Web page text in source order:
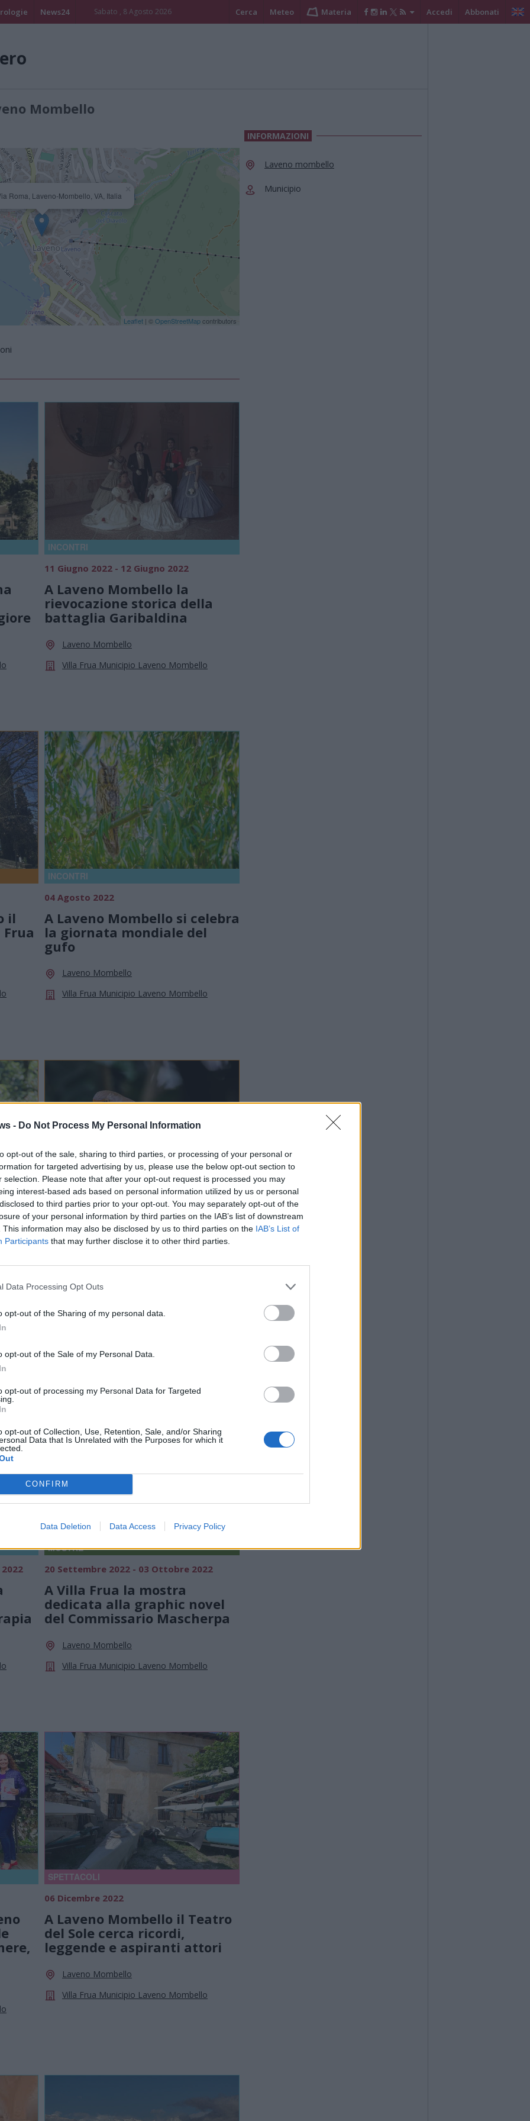
- Do Not Process My Personal Information
opt-out of the sale, sharing to third parties, or processing of your personal or
for targeted advertising by us, please use the below opt-out section to
selection. Please note that after your opt-out request is processed you may
interest-based ads based on personal information utilized by us or personal
to third parties prior to your opt-out. You may separately opt-out of the
of your personal information by third parties on the IAB’s list of downstream
This information may also be disclosed by us to third parties on the IAB’s List of
Participants that may further disclose it to other third parties.
Data Processing Opt Outs
opt-out of the Sharing of my personal data.
opt-out of the Sale of my Personal Data.
opt-out of processing my Personal Data for Targeted
opt-out of Collection, Use, Retention, Sale, and/or Sharing
Data that Is Unrelated with the Purposes for which it
CONFIRM
Data Deletion Data Access Privacy Policy
News24 Sabato , 8 Agosto 2026 Cerca Meteo Materia Accedi Abbonati
Mombello
Roma, Laveno-Mombello, VA, Italia
Leaflet | © OpenStreetMapcontributors
INCONTRI
11 Giugno 2022 - 12 Giugno 2022
A Laveno Mombello la
rievocazione storica della
battaglia Garibaldina
Laveno Mombello
Villa Frua Municipio Laveno Mombello
il
INCONTRI
04 Agosto 2022
A Laveno Mombello si celebra
la giornata mondiale del
gufo
Laveno Mombello
Villa Frua Municipio Laveno Mombello
BAMBINI
20 Agosto 2022
“L’autogrill degli uccellini”, a
Laveno Mombello le
ornitologo
Laveno Mombello
MOSTRE
20 Settembre 2022 - 03 Ottobre 2022
A Villa Frua la mostra
dedicata alla graphic novel
del Commissario Mascherpa
Laveno Mombello
Villa Frua Municipio Laveno Mombello
SPETTACOLI
06 Dicembre 2022
A Laveno Mombello il Teatro
del Sole cerca ricordi,
leggende e aspiranti attori
Laveno Mombello
Villa Frua Municipio Laveno Mombello
INFORMAZIONI
Laveno mombello
Municipio